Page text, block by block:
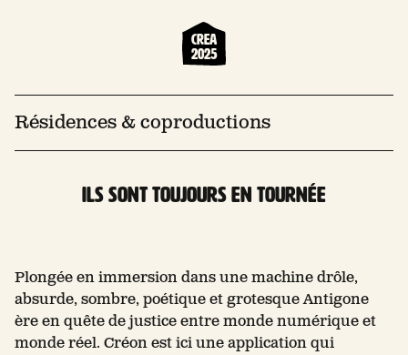
Crea
2025
Résidences & coproductions
Ils sont toujours en tournée
Plongée en immersion dans une machine drôle,
absurde, sombre, poétique et grotesque Antigone
ère en quête de justice entre monde numérique et
monde réel. Créon est ici une application qui